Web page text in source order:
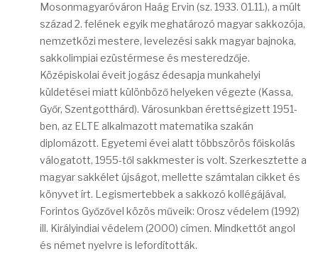
Mosonmagyaróváron Haág Ervin (sz. 1933. 01.11.), a múlt
század 2. felének egyik meghatározó magyar sakkozója,
nemzetközi mestere, levelezési sakk magyar bajnoka,
sakkolimpiai ezüstérmese és mesteredzője.
Középiskolai éveit jogász édesapja munkahelyi
küldetései miatt különböző helyeken végezte (Kassa,
Győr, Szentgotthárd). Városunkban érettségizett 1951-
ben, az ELTE alkalmazott matematika szakán
diplomázott. Egyetemi évei alatt többszörös főiskolás
válogatott, 1955-től sakkmester is volt. Szerkesztette a
magyar sakkélet újságot, mellette számtalan cikket és
könyvet írt. Legismertebbek a sakkozó kollégájával,
Forintos Győzővel közös műveik: Orosz védelem (1992)
ill. Királyindiai védelem (2000) címen. Mindkettőt angol
és német nyelvre is lefordították.